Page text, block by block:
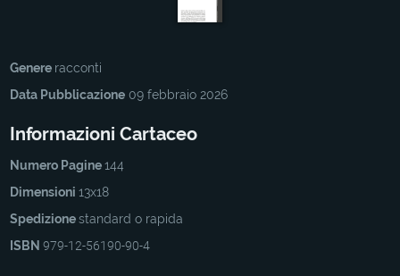
Genere racconti
Data Pubblicazione 09 febbraio 2026
Informazioni Cartaceo
Numero Pagine144
Dimensioni13x18
Spedizionestandard o rapida
ISBN979-12-56190-90-4